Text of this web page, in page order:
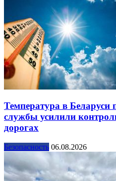
Температура в Беларуси
службы усилили
дорогах
Безопасность 06.08.2026